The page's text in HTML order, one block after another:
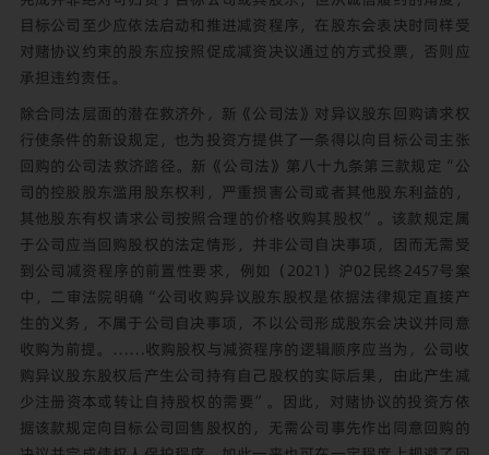
目标公司至少应依法启动和推进减资程序，在股东会表决时同样受
对赌协议约束的股东应按照促成减资决议通过的方式投票，否则应
承担违约责任。
除合同法层面的潜在救济外，新《公司法》对异议股东回购请求权
行使条件的新设规定，也为投资方提供了一条得以向目标公司主张
回购的公司法救济路径。新《公司法》第八十九条第三款规定“公
司的控股股东滥用股东权利，严重损害公司或者其他股东利益的，
其他股东有权请求公司按照合理的价格收购其股权”。该款规定属
于公司应当回购股权的法定情形，并非公司自决事项，因而无需受
到公司减资程序的前置性要求，例如（2021）沪02民终2457号案
中，二审法院明确“公司收购异议股东股权是依据法律规定直接产
生的义务，不属于公司自决事项，不以公司形成股东会决议并同意
收购为前提。……收购股权与减资程序的逻辑顺序应当为，公司收
购异议股东股权后产生公司持有自己股权的实际后果，由此产生减
少注册资本或转让自持股权的需要”。因此，对赌协议的投资方依
据该款规定向目标公司回售股权的，无需公司事先作出同意回购的